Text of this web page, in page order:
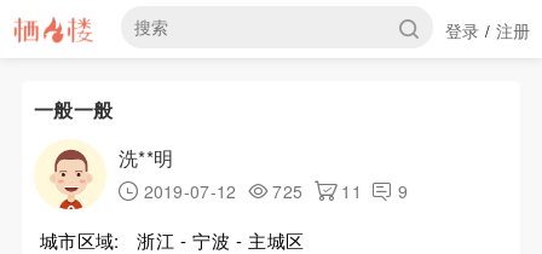
登录 / 注册
一般一般
洗**明
2019-07-12 725 11 9
城市区域:
浙江 - 宁波 - 主城区